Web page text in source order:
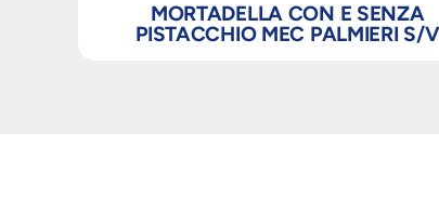
MORTADELLA CON E SENZA
PISTACCHIO MEC PALMIERI S/V